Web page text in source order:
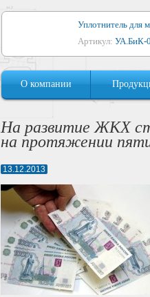
Уплотнитель для
Артикул: УА.БиК-
Уплотнитель для
Артикул:1044
Артикул:УМ.БиК-
Уплотнитель для
Артикул:УК-10.4
О компании
На развитие ЖКХ
на протяжении
13.12.2013